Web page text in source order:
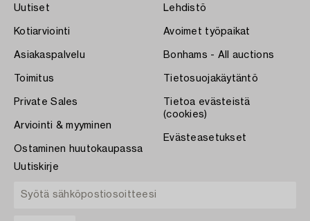
Uutiset
Kotiarviointi
Asiakaspalvelu
Toimitus
Private Sales
Arviointi & myyminen
Ostaminen huutokaupassa
Lehdistö
Avoimet työpaikat
Bonhams - All auctions
Tietosuojakäytäntö
Tietoa evästeistä
(cookies)
Evästeasetukset
Uutiskirje